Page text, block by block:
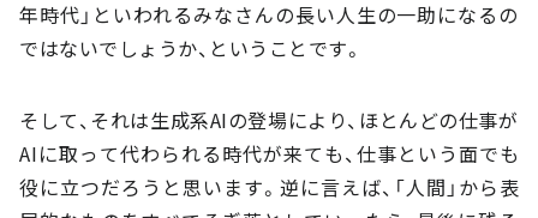
年時代」といわれるみなさんの長い人生の一助になるの
ではないでしょうか、ということです。
そして、それは生成系AIの登場により、ほとんどの仕事が
AIに取って代わられる時代が来ても、仕事という面でも
役に立つだろうと思います。逆に言えば、「人間」から表